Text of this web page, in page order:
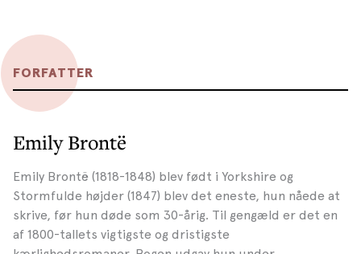
FORFATTER
Emily Brontë
Emily Brontë (1818-1848) blev født i Yorkshire og
Stormfulde højder (1847) blev det eneste, hun nåede at
skrive, før hun døde som 30-årig. Til gengæld er det en
af 1800-tallets vigtigste og dristigste